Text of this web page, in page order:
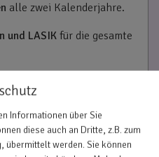
alle zwei Kalenderjahre.
und LASIK für die gesamte
und Impfungen
alle zwei
Informationen über Sie
diese auch an Dritte, z.B. zum
übermittelt werden. Sie können